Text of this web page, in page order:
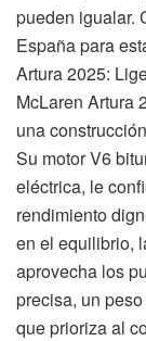
pueden igualar.
España para
Artura 2025:
McLaren Artura
una
Su motor V6
eléctrica, le
rendimiento
en el equilibrio,
aprovecha los
precisa, un
que prioriza al